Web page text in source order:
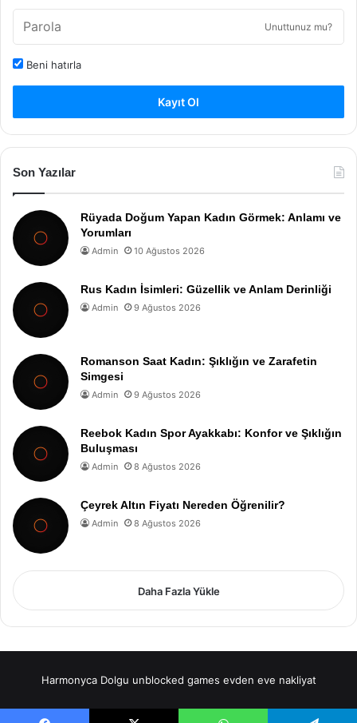
Unuttunuz mu?
Beni hatırla
Kayıt Ol
Son Yazılar
Rüyada Doğum Yapan Kadın Görmek: Anlamı ve
Yorumları
Admin 10 Ağustos 2026
Rus Kadın İsimleri: Güzellik ve Anlam Derinliği
Admin 9 Ağustos 2026
Romanson Saat Kadın: Şıklığın ve Zarafetin
Simgesi
Admin 9 Ağustos 2026
Reebok Kadın Spor Ayakkabı: Konfor ve Şıklığın
Buluşması
Admin 8 Ağustos 2026
Çeyrek Altın Fiyatı Nereden Öğrenilir?
Admin 8 Ağustos 2026
Daha Fazla Yükle
Harmonyca Dolgu unblocked games evden eve nakliyat